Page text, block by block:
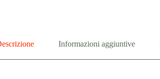
Informazioni aggiuntive